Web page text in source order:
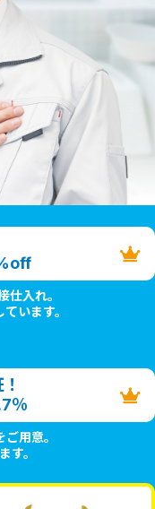
仕入れ。
います。
％
用意。
す。